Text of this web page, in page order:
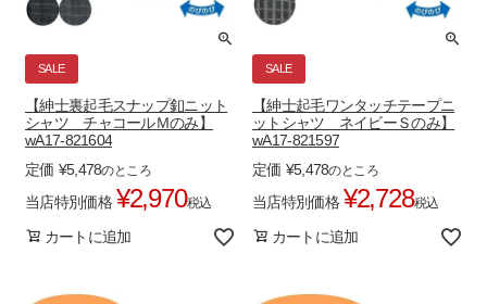
SALE
【紳士裏起毛スナップ釦ニット
シャツ チャコールＭのみ】
wA17-821604
定価 ¥5,478のところ
当店特別価格 ¥2,970税込
カートに追加
SALE
【紳士起毛ワンタッチテープニ
ットシャツ ネイビーＳのみ】
wA17-821597
定価 ¥5,478のところ
当店特別価格 ¥2,728税込
カートに追加